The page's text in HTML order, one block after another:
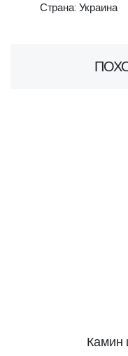
Страна: Украина
Камин